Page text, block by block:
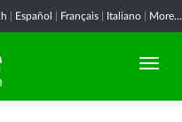
Español Français Italiano More...